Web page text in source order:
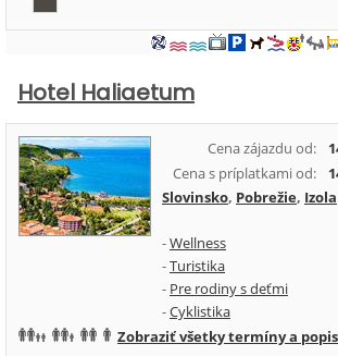
Hotel Haliaetum
Cena zájazdu od:
Cena s príplatkami od:
Slovinsko, Pobrežie, Izola
-Wellness
-Turistika
- Pre rodiny s deťmi
-Cyklistika
Zobraziť všetky termíny a